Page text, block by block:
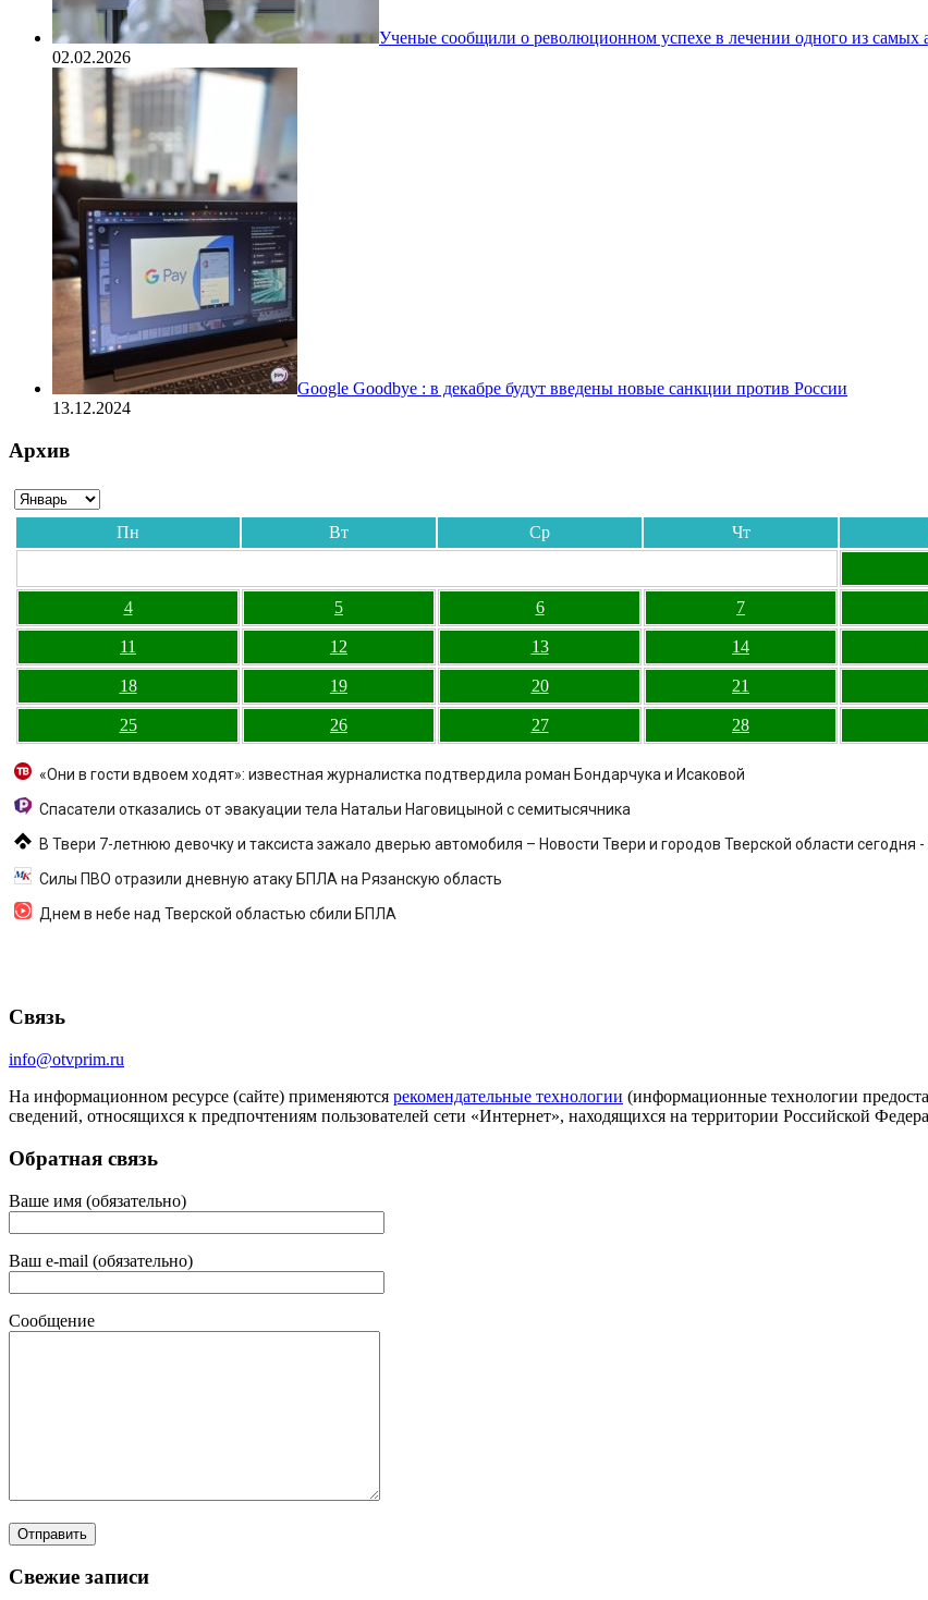
Ученые сообщили о революционном успехе в лечении одного из самых
02.02.2026
Google Goodbye : в декабре будут введены новые санкции против России
13.12.2024
Архив
Пн Вт Ср Чт
4 5 6 7
11 12 13 14
18 19 20 21
25 26 27 28
«Они в гости вдвоем ходят»: известная журналистка подтвердила роман Бондарчука и Исаковой
Спасатели отказались от эвакуации тела Натальи Наговицыной с семитысячника
В Твери 7-летнюю девочку и таксиста зажало дверью автомобиля – Новости Твери и городов Тверской области сегодня
Силы ПВО отразили дневную атаку БПЛА на Рязанскую область
Днем в небе над Тверской областью сбили БПЛА
Связь
info@otvprim.ru
На информационном ресурсе (сайте) применяются рекомендательные технологии (информационные технологии
сведений, относящихся к предпочтениям пользователей сети «Интернет», находящихся на территории Российской
Обратная связь
Ваше имя (обязательно)
Ваш e-mail (обязательно)
Сообщение
Свежие записи